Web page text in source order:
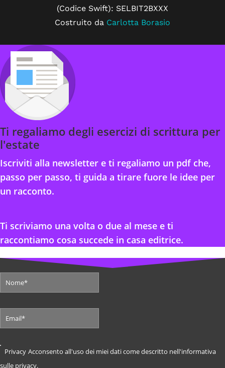
(Codice Swift): SELBIT2BXXX
Costruito da Carlotta Borasio
Ti regaliamo degli esercizi di scrittura per
l'estate
Iscriviti alla newsletter e ti regaliamo un pdf che,
passo per passo, ti guida a tirare fuore le idee per
un racconto.
Ti scriviamo una volta o due al mese e ti
raccontiamo cosa succede in casa editrice.
Privacy Acconsento all'uso dei miei dati come descritto nell'informativa
sulle privacy.